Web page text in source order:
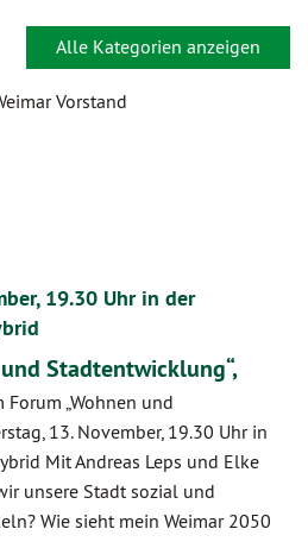
Alle Kategorien anzeigen
Vorstand
19.30 Uhr in der
Stadtentwicklung“,
„Wohnen und
13. November, 19.30 Uhr in
Mit Andreas Leps und Elke
unsere Stadt sozial und
Wie sieht mein Weimar 2050